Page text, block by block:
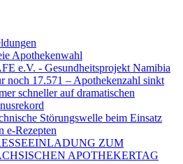
Apothekenwahl
e.V. - Gesundheitsprojekt Namibia
noch 17.571 – Apothekenzahl sinkt
schneller auf dramatischen
Störungswelle beim Einsatz
e-Rezepten
ZUM
APOTHEKERTAG